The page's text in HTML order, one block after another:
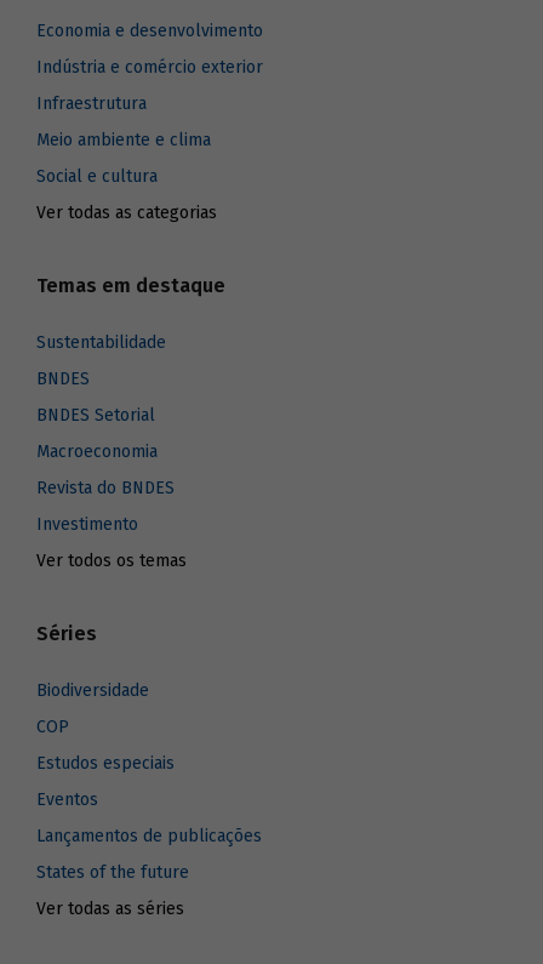
Economia e desenvolvimento
Indústria e comércio exterior
Infraestrutura
Meio ambiente e clima
Social e cultura
Ver todas as categorias
Temas em destaque
Sustentabilidade
BNDES
BNDES Setorial
Macroeconomia
Revista do BNDES
Investimento
Ver todos os temas
Séries
Biodiversidade
COP
Estudos especiais
Eventos
Lançamentos de publicações
States of the future
Ver todas as séries